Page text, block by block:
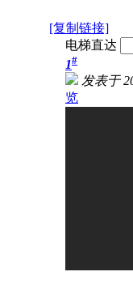
[复制链接]
电梯直达
1#
发表于
览